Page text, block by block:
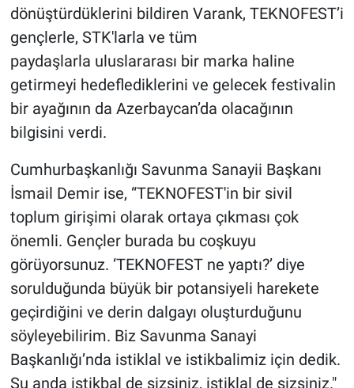
dönüştürdüklerini bildiren Varank, TEKNOFEST’i
gençlerle, STK'larla ve tüm
paydaşlarla uluslararası bir marka haline
getirmeyi hedeflediklerini ve gelecek festivalin
bir ayağının da Azerbaycan’da olacağının
bilgisini verdi.
Cumhurbaşkanlığı Savunma Sanayii Başkanı
İsmail Demir ise, “TEKNOFEST'in bir sivil
toplum girişimi olarak ortaya çıkması çok
önemli. Gençler burada bu coşkuyu
görüyorsunuz. ‘TEKNOFEST ne yaptı?’ diye
sorulduğunda büyük bir potansiyeli harekete
geçirdiğini ve derin dalgayı oluşturduğunu
söyleyebilirim. Biz Savunma Sanayi
Başkanlığı’nda istiklal ve istikbalimiz için dedik.
Şu anda istikbal de sizsiniz, istiklal de sizsiniz."